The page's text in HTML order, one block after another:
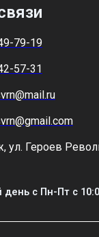
79-19
57-31
ул. Героев
с Пн-Пт c